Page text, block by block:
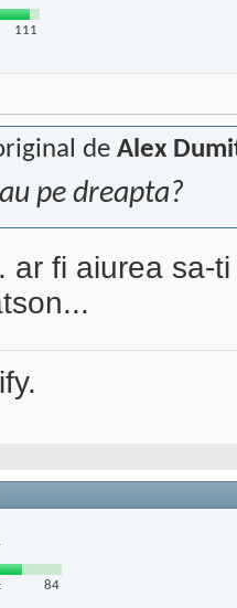
111
de Alex
pe dreapta?
ar fi aiurea sa-
84